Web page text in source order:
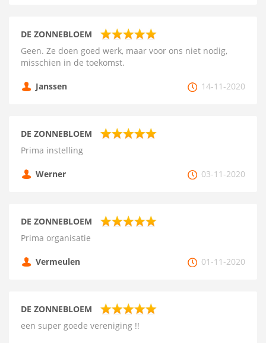
DE ZONNEBLOEM
Geen. Ze doen goed werk, maar voor ons niet nodig,
misschien in de toekomst.
Janssen 14-11-2020
DE ZONNEBLOEM
Prima instelling
Werner 03-11-2020
DE ZONNEBLOEM
Prima organisatie
Vermeulen 01-11-2020
DE ZONNEBLOEM
een super goede vereniging !!